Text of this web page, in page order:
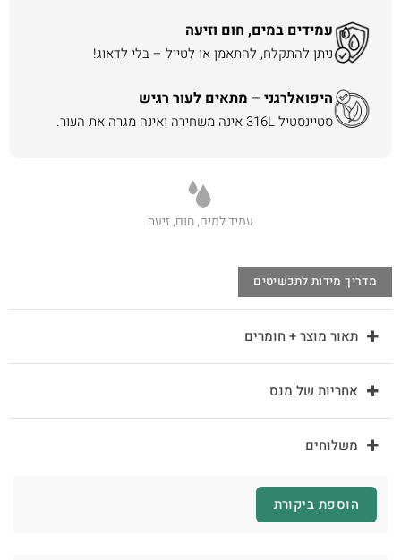
עמידים במים, חום וזיעה
ניתן להתקלח, להתאמן או לטייל – בלי לדאוג!
היפואלרגני – מתאים לעור רגיש
סטיינסטיל 316L אינה משחירה ואינה מגרה את העור.
עמיד למים, חום, זיעה
מדריך מידות לתכשיטים
תאור מוצר + חומרים
אחריות של מנס
משלוחים
הוספת ביקורת